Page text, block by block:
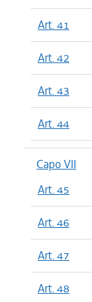
Art. 41
Art. 42
Art. 43
Art. 44
Capo VII
Art. 45
Art. 46
Art. 47
Art. 48